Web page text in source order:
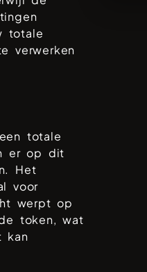
totale
verwerken
totale
er op dit
Het
voor
werpt op
token, wat
kan